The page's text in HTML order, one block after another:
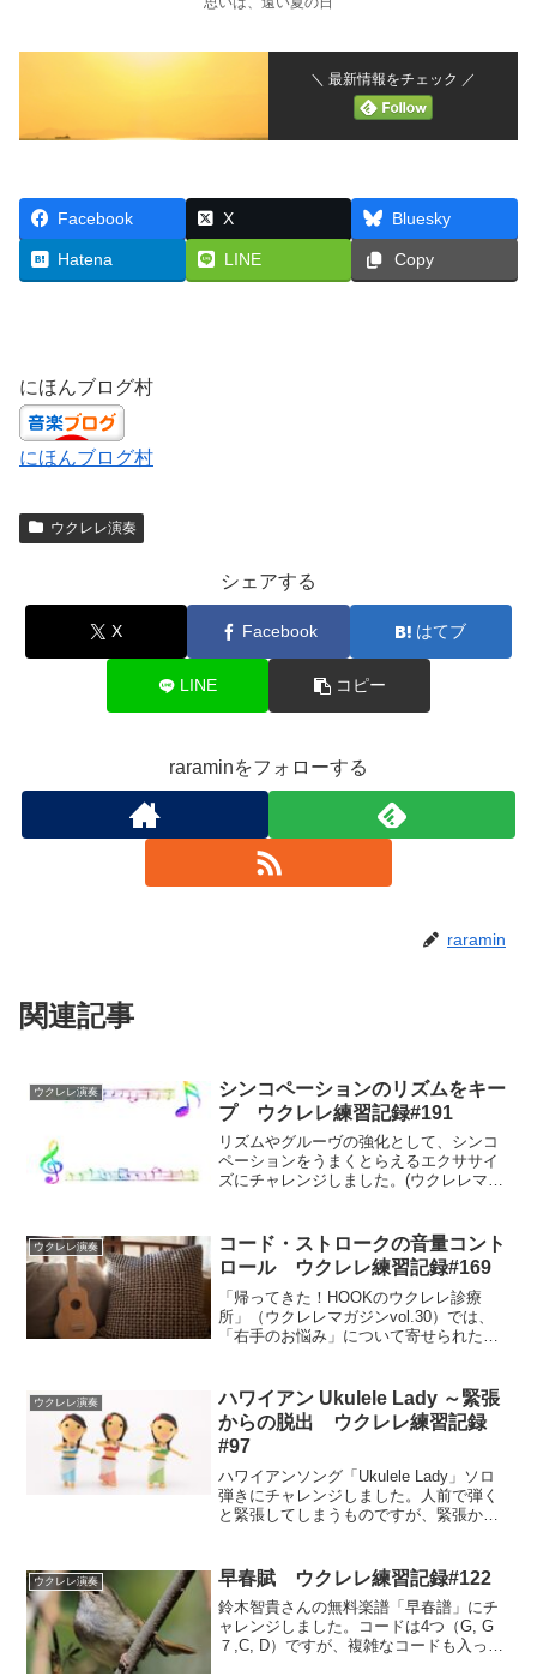
＼ 最新情報をチェック ／
Facebook X Bluesky
Hatena LINE Copy
にほんブログ村
にほんブログ村
ウクレレ演奏
シェアする
X Facebook はてブ
LINE コピー
raraminをフォローする
raramin
関連記事
ウクレレ演奏
シンコペーションのリズムをキー
プ ウクレレ練習記録#191
リズムやグルーヴの強化として、シンコ
ペーションをうまくとらえるエクササイ
ズにチャレンジしました。(ウクレレマガ
ズムをキープする方法は、弱拍と強拍を
結んだタイで空振りを入れることです。
正確な空振りができるように、メトロノ
ームの音をよく聴いて練習しました。
ウクレレ演奏
コード・ストロークの音量コント
ロール ウクレレ練習記録#169
「帰ってきた！HOOKのウクレレ診療
所」（ウクレレマガジンvol.30）では、
「右手のお悩み」について寄せられた質
習して、1つずつ学んでいきたいと思いま
す。今回は、コード・ストロークの音量
をコントロールするために、指の動かし
方に気を付けて練習してみました。
ウクレレ演奏
ハワイアン Ukulele Lady ～緊張
からの脱出 ウクレレ練習記録
#97
ハワイアンソング「Ukulele Lady」ソロ
弾きにチャレンジしました。人前で弾く
と緊張してしまうものですが、緊張から
ていく方法です。
ウクレレ演奏 早春賦 ウクレレ練習記録#122
鈴木智貴さんの無料楽譜「早春譜」にチ
ャレンジしました。コードは4つ（G, G
７,C, D）ですが、複雑なコードも入って